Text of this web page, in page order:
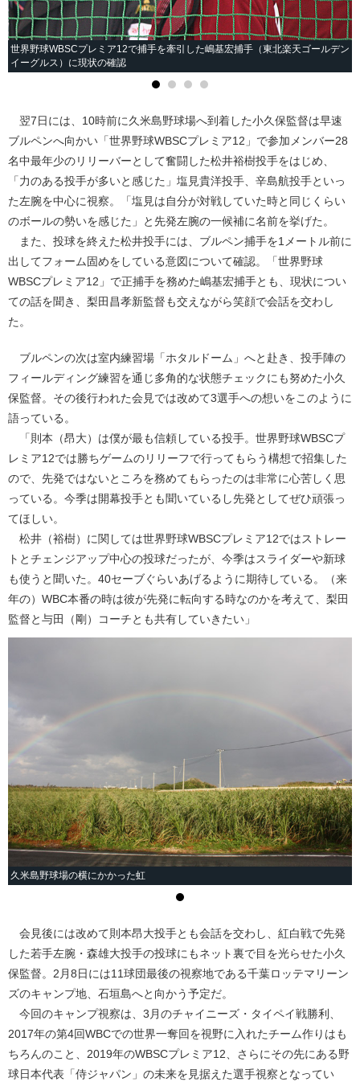
世界野球WBSCプレミア12で捕手を牽引した嶋基宏捕手（東北楽天ゴールデン
イーグルス）に現状の確認
翌7日には、10時前に久米島野球場へ到着した小久保監督は早速
ブルペンへ向かい「世界野球WBSCプレミア12」で参加メンバー28
名中最年少のリリーバーとして奮闘した松井裕樹投手をはじめ、
「力のある投手が多いと感じた」塩見貴洋投手、辛島航投手といっ
た左腕を中心に視察。「塩見は自分が対戦していた時と同じくらい
のボールの勢いを感じた」と先発左腕の一候補に名前を挙げた。
また、投球を終えた松井投手には、ブルペン捕手を1メートル前に
出してフォーム固めをしている意図について確認。「世界野球
WBSCプレミア12」で正捕手を務めた嶋基宏捕手とも、現状につい
ての話を聞き、梨田昌孝新監督も交えながら笑顔で会話を交わし
た。
ブルペンの次は室内練習場「ホタルドーム」へと赴き、投手陣の
フィールディング練習を通じ多角的な状態チェックにも努めた小久
保監督。その後行われた会見では改めて3選手への想いをこのように
語っている。
「則本（昂大）は僕が最も信頼している投手。世界野球WBSCプ
レミア12では勝ちゲームのリリーフで行ってもらう構想で招集した
ので、先発ではないところを務めてもらったのは非常に心苦しく思
っている。今季は開幕投手とも聞いているし先発としてぜひ頑張っ
てほしい。
松井（裕樹）に関しては世界野球WBSCプレミア12ではストレー
トとチェンジアップ中心の投球だったが、今季はスライダーや新球
も使うと聞いた。40セーブぐらいあげるように期待している。（来
年の）WBC本番の時は彼が先発に転向する時なのかを考えて、梨田
監督と与田（剛）コーチとも共有していきたい」
久米島野球場の横にかかった虹
会見後には改めて則本昂大投手とも会話を交わし、紅白戦で先発
した若手左腕・森雄大投手の投球にもネット裏で目を光らせた小久
保監督。2月8日には11球団最後の視察地である千葉ロッテマリーン
ズのキャンプ地、石垣島へと向かう予定だ。
今回のキャンプ視察は、3月のチャイニーズ・タイペイ戦勝利、
2017年の第4回WBCでの世界一奪回を視野に入れたチーム作りはも
ちろんのこと、2019年のWBSCプレミア12、さらにその先にある野
球日本代表「侍ジャパン」の未来を見据えた選手視察となってい